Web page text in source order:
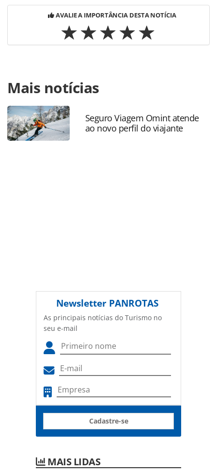
AVALIE A IMPORTÂNCIA DESTA NOTÍCIA
https://www.panrotas.com.br/mercado/economia-e-
politica/2025/01/dolar-foi-moeda-estrangeira-mais-
transacionada-pela-travelex-confidence-em-
2024_213654.html ou as ferramentas oferecidas na página.
Todo o conteúdo produzido pela PANROTAS Editora é
protegido pela legislação brasileira sobre direito autoral.
Mais notícias
Seguro Viagem Omint atende
ao novo perfil do viajante
Newsletter PANROTAS
As principais notícias do Turismo no
seu e-mail
Cadastre-se
MAIS LIDAS